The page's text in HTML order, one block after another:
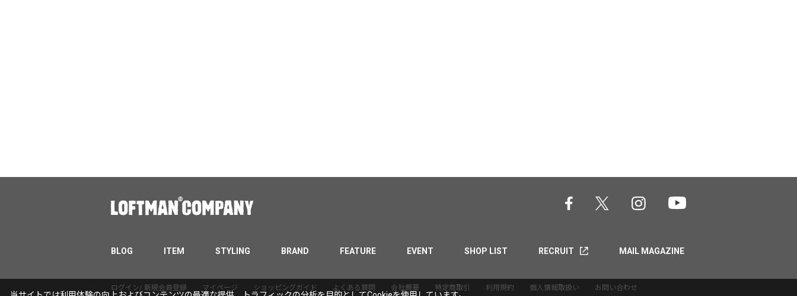
BLOG ITEM STYLING BRAND FEATURE EVENT SHOP LIST RECRUIT MAIL MAGAZINE
ログイン/ 新規会員登録 マイページ ショッピングガイド よくある質問 会社概要 特定商取引 利用規約 個人情報取扱い お問い合わせ